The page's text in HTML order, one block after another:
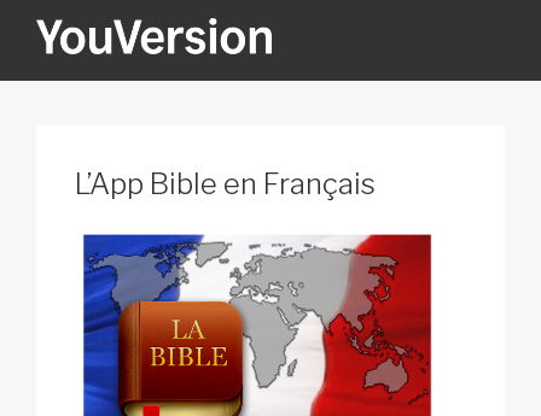
YOUVERSION
L’App Bible en Français